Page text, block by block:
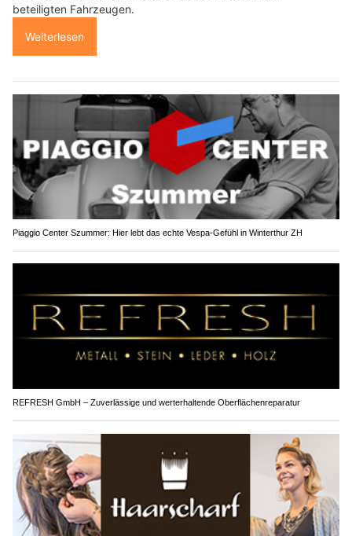
beteiligten Fahrzeugen.
Weiterlesen
Piaggio Center Szummer: Hier lebt das echte Vespa-Gefühl in Winterthur ZH
REFRESH GmbH – Zuverlässige und werterhaltende Oberflächenreparatur